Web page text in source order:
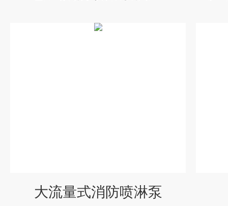
大流量式消防喷淋泵